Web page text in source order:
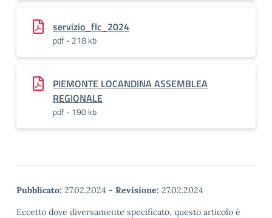
servizio_flc_2024
pdf - 218 kb
PIEMONTE LOCANDINA ASSEMBLEA
REGIONALE
pdf - 190 kb
Pubblicato: 27.02.2024 - Revisione: 27.02.2024
Eccetto dove diversamente specificato, questo articolo è